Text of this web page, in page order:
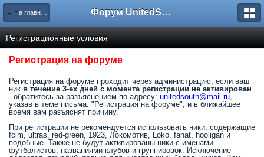
← На главную Форум UnitedSouth
Регистрационные условия
Регистрация на форуме
Регистрация на форуме проходит через администрацию, если ваш
ник в течение 3-ех дней с момента регистрации не активирован
- обратитесь за разъяснением по адресу: unitedsouth@mail.ru,
указав в теме письма: "Регистрация на форуме", и в ближайшее
время вам разъяснят причину.
При регистрации не рекомендуется использовать ники, содержащие
fclm, ultras, red-green, 1923, Локомотив, Loko, fanat, hooligan и
подобные. Также не будут активированы ники с именами
футболистов, названиями клубов и группировок. Исключение